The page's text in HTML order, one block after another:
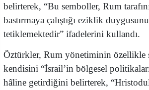
belirterek, “Bu semboller, Rum
bastırmaya çalıştığı eziklik
tetiklemektedir” ifadelerini kullandı.
Öztürkler, Rum yönetiminin özellikle
kendisini “İsrail’in bölgesel
hâline getirdiğini belirterek,